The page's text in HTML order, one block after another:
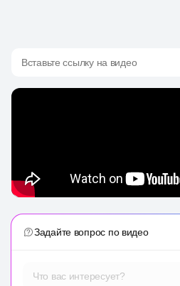
Вставьте ссылку на видео
Задайте вопрос по видео
Что вас интересует?